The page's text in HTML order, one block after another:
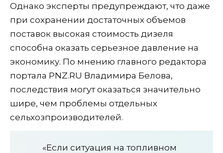
Однако эксперты предупреждают, что даже
при сохранении достаточных объемов
поставок высокая стоимость дизеля
способна оказать серьезное давление на
экономику. По мнению главного редактора
портала PNZ.RU Владимира Белова,
последствия могут оказаться значительно
шире, чем проблемы отдельных
сельхозпроизводителей.
«Если ситуация на топливном